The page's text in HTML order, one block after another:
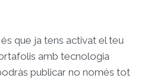
que ja tens activat el teu
amb tecnologia
publicar no només tot